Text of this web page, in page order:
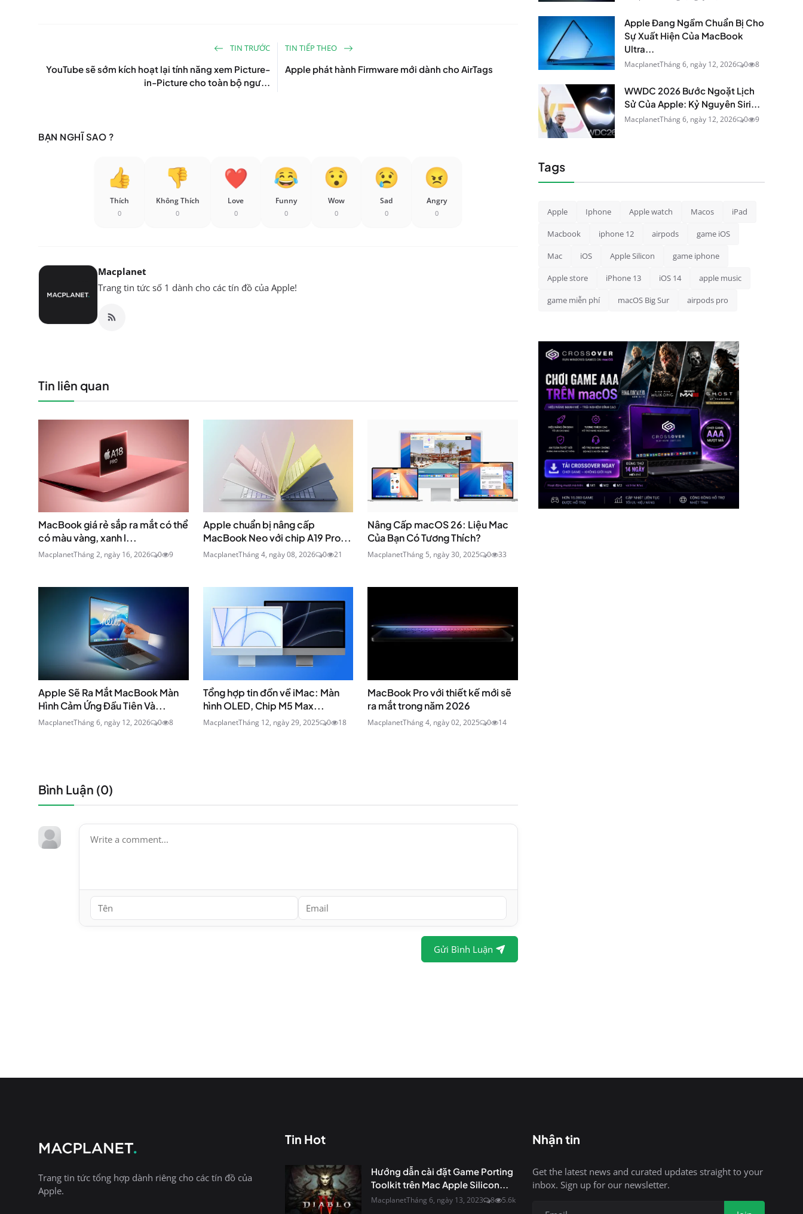
TIN TRƯỚC
YouTube sẽ sớm kích hoạt lại tính năng xem Picture-
in-Picture cho toàn bộ ngư...
TIN TIẾP THEO
Apple phát hành Firmware mới dành cho AirTags
BẠN NGHĨ SAO ?
Thích
0
Không Thích
0
Love
0
Funny
0
Wow
0
Sad
0
Angry
0
Macplanet
Trang tin tức số 1 dành cho các tín đồ của Apple!
Tin liên quan
MacBook giá rẻ sắp ra mắt có thể
có màu vàng, xanh l...
MacplanetTháng 2, ngày 16, 2026 0 9
Apple chuẩn bị nâng cấp
MacBook Neo với chip A19 Pro...
MacplanetTháng 4, ngày 08, 2026 0 21
Nâng Cấp macOS 26: Liệu Mac
Của Bạn Có Tương Thích?
MacplanetTháng 5, ngày 30, 2025 0 33
Apple Sẽ Ra Mắt MacBook Màn
Hình Cảm Ứng Đầu Tiên Và...
MacplanetTháng 6, ngày 12, 2026 0 8
Tổng hợp tin đồn về iMac: Màn
hình OLED, Chip M5 Max...
MacplanetTháng 12, ngày 29, 2025 0 18
MacBook Pro với thiết kế mới sẽ
ra mắt trong năm 2026
MacplanetTháng 4, ngày 02, 2025 0 14
Bình Luận (0)
Gửi Bình Luận
Apple Đang Ngầm Chuẩn Bị Cho
Sự Xuất Hiện Của MacBook
Ultra...
MacplanetTháng 6, ngày 12, 2026 0 8
WWDC 2026 Bước Ngoặt Lịch
Sử Của Apple: Kỷ Nguyên Siri...
MacplanetTháng 6, ngày 12, 2026 0 9
Tags
Apple Iphone Apple watch Macos iPad
Macbook iphone 12 airpods game iOS
Mac iOS Apple Silicon game iphone
Apple store iPhone 13 iOS 14 apple music
game miễn phí macOS Big Sur airpods pro
Trang tin tức tổng hợp dành riêng cho các tín đồ của
Apple.
Tin Hot
Hướng dẫn cài đặt Game Porting
Toolkit trên Mac Apple Silicon...
MacplanetTháng 6, ngày 13, 2023 8 5.6k
Nhận tin
Get the latest news and curated updates straight to your
inbox. Sign up for our newsletter.